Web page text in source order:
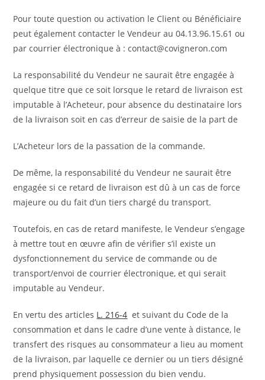
Pour toute question ou activation le Client ou Bénéficiaire
peut également contacter le Vendeur au 04.13.96.15.61 ou
par courrier électronique à : contact@covigneron.com
La responsabilité du Vendeur ne saurait être engagée à
quelque titre que ce soit lorsque le retard de livraison est
imputable à l’Acheteur, pour absence du destinataire lors
de la livraison soit en cas d’erreur de saisie de la part de
L’Acheteur lors de la passation de la commande.
De même, la responsabilité du Vendeur ne saurait être
engagée si ce retard de livraison est dû à un cas de force
majeure ou du fait d’un tiers chargé du transport.
Toutefois, en cas de retard manifeste, le Vendeur s’engage
à mettre tout en œuvre afin de vérifier s’il existe un
dysfonctionnement du service de commande ou de
transport/envoi de courrier électronique, et qui serait
imputable au Vendeur.
En vertu des articles L. 216-4 et suivant du Code de la
consommation et dans le cadre d’une vente à distance, le
transfert des risques au consommateur a lieu au moment
de la livraison, par laquelle ce dernier ou un tiers désigné
prend physiquement possession du bien vendu.